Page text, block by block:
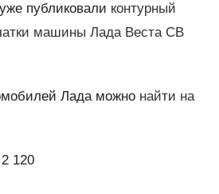
публиковали контурный
машины Лада Веста СВ
Лада можно найти на
2 120